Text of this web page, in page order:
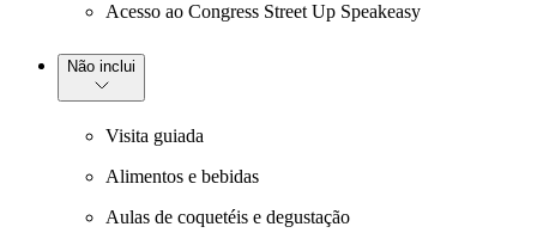
Acesso ao Congress Street Up Speakeasy
Não inclui
Visita guiada
Alimentos e bebidas
Aulas de coquetéis e degustação